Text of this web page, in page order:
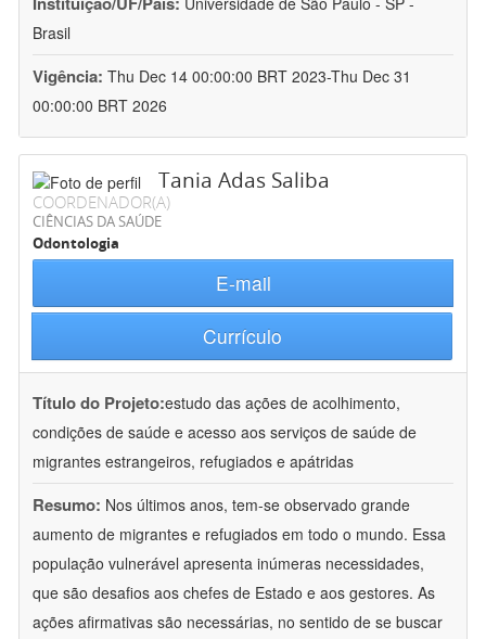
Brasil
Vigência: Thu Dec 14 00:00:00 BRT 2023-Thu Dec 31
00:00:00 BRT 2026
Tania Adas Saliba
COORDENADOR(A)
CIÊNCIAS DA SAÚDE
Odontologia
E-mail
Currículo
Título do Projeto:estudo das ações de acolhimento,
condições de saúde e acesso aos serviços de saúde de
migrantes estrangeiros, refugiados e apátridas
Resumo: Nos últimos anos, tem-se observado grande
aumento de migrantes e refugiados em todo o mundo. Essa
população vulnerável apresenta inúmeras necessidades,
que são desafios aos chefes de Estado e aos gestores. As
ações afirmativas são necessárias, no sentido de se buscar